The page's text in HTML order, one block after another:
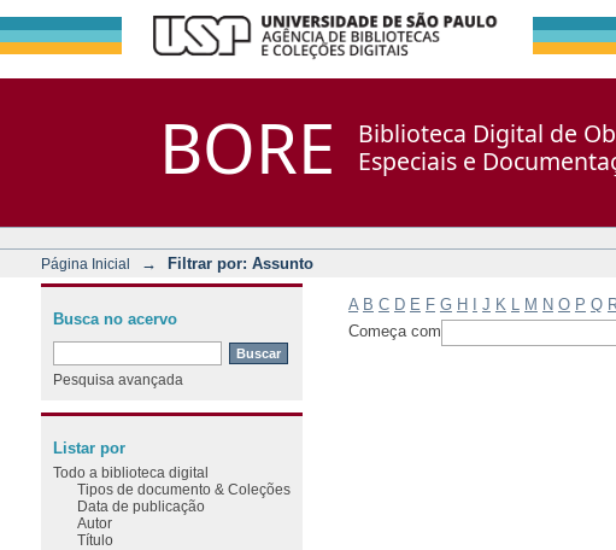
BORE
Biblioteca Digital de
Especiais e
Página Inicial → Filtrar por: Assunto
A B C D E F G H J K M N O P Q
Começa com
Busca no acervo
Pesquisa avançada
Listar por
Todo a biblioteca digital
Tipos de documento & Coleções
Data de publicação
Autor
Título